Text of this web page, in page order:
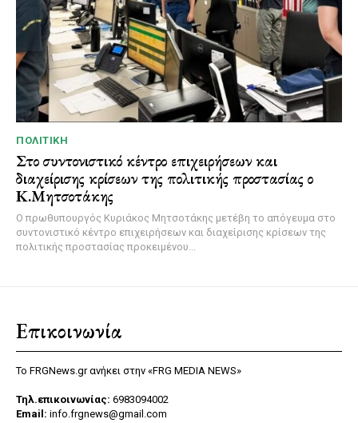
ΠΟΛΙΤΙΚΉ
Στο συντονιστικό κέντρο επιχειρήσεων και
διαχείρισης κρίσεων της πολιτικής προστασίας ο
Κ.Μητσοτάκης
Ο πρωθυπουργός Κυριάκος Μητσοτάκης μετέβη το απόγευμα στο
συντονιστικό κέντρο επιχειρήσεων και διαχείρισης κρίσεων της
πολιτικής προστασίας προκειμένου...
Επικοινωνία
Το FRGNews.gr ανήκει στην «FRG MEDIA NEWS»
Τηλ.επικοινωνίας: 6983094002
Email: info.frgnews@gmail.com